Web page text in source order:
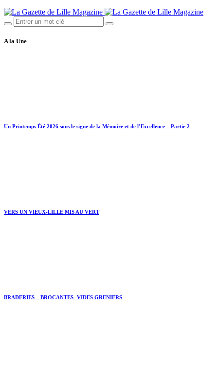
A la Une
Un Printemps Été 2026 sous le signe de la Mémoire et de l’Excellence – Partie 2
VERS UN VIEUX-LILLE MIS AU VERT
BRADERIES – BROCANTES -VIDES GRENIERS